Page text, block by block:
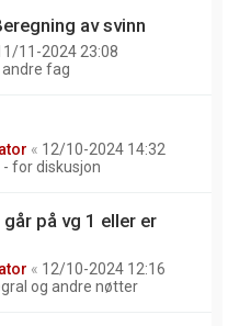
av svinn
11-2024 23:08
fag
« 12/10-2024 14:32
for diskusjon
på vg 1 eller er
« 12/10-2024 12:16
og andre nøtter